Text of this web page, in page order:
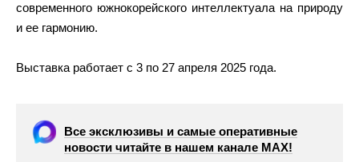
современного южнокорейского интеллектуала на природу
и ее гармонию.
Выставка работает с 3 по 27 апреля 2025 года.
Все эксклюзивы и самые оперативные
новости читайте в нашем канале МАХ!